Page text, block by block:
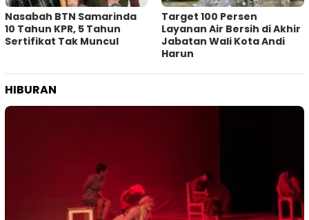
Nasabah BTN Samarinda
10 Tahun KPR, 5 Tahun
Sertifikat Tak Muncul
Target 100 Persen
Layanan Air Bersih di Akhir
Jabatan Wali Kota Andi
Harun
HIBURAN